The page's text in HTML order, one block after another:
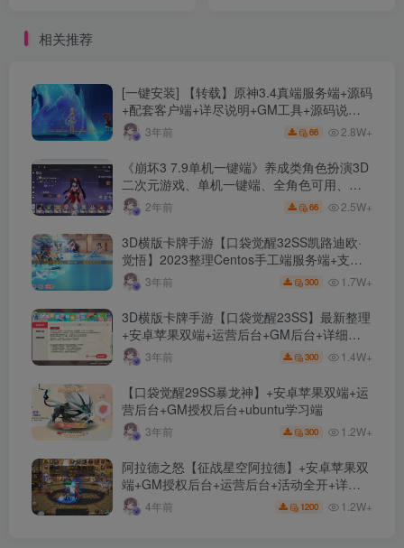
相关推荐
[一键安装] 【转载】原神3.4真端服务端+源码
+配套客户端+详尽说明+GM工具+源码说明
文件3年前 66 2.8W+
《崩坏3 7.9单机一键端》养成类角色扮演3D
二次元游戏、单机一键端、全角色可用、无
限资源、附带保姆级安装教程
2年前 66 2.5W+
3D横版卡牌手游【口袋觉醒32SS凯路迪欧·
觉悟】2023整理Centos手工端服务端+支付
对接+安卓苹果双端+运营后台+GM授权后台
+代理后台
3年前 300 1.7W+
3D横版卡牌手游【口袋觉醒23SS】最新整理
+安卓苹果双端+运营后台+GM后台+详细搭
建教程3年前 300 1.4W+
【口袋觉醒29SS暴龙神】+安卓苹果双端+运
营后台+GM授权后台+ubuntu学习端
3年前 300 1.2W+
阿拉德之怒【征战星空阿拉德】+安卓苹果双
端+GM授权后台+运营后台+活动全开+详细
教程 4年前 1200 1.2W+